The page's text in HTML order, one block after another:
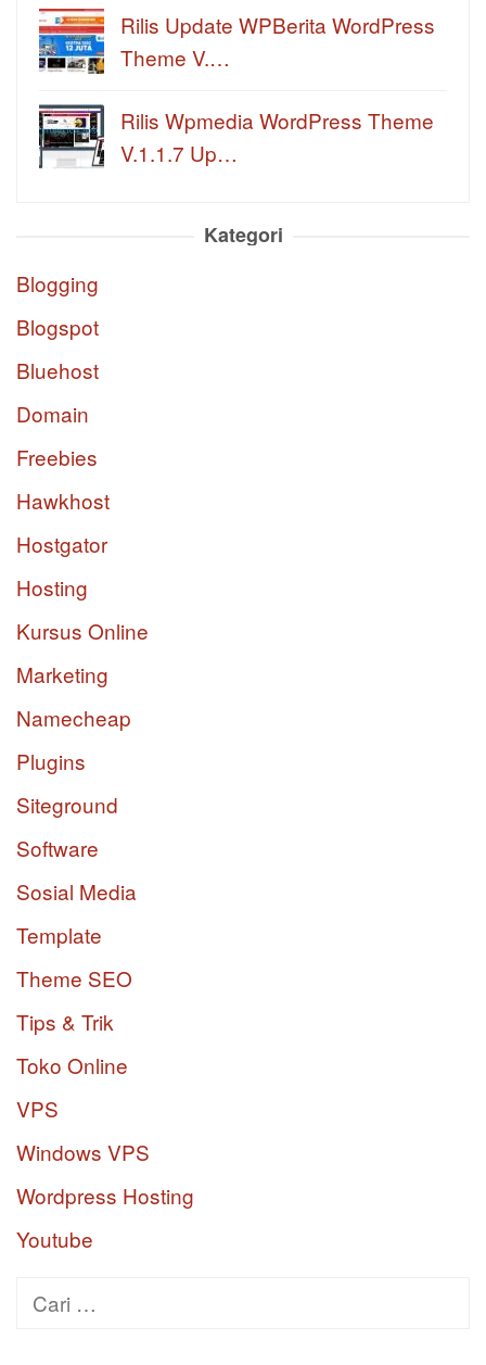
Rilis Update WPBerita WordPress
Theme V.…
Rilis Wpmedia WordPress Theme
V.1.1.7 Up…
Kategori
Blogging
Blogspot
Bluehost
Domain
Freebies
Hawkhost
Hostgator
Hosting
Kursus Online
Marketing
Namecheap
Plugins
Siteground
Software
Sosial Media
Template
Theme SEO
Tips & Trik
Toko Online
VPS
Windows VPS
Wordpress Hosting
Youtube
Cari